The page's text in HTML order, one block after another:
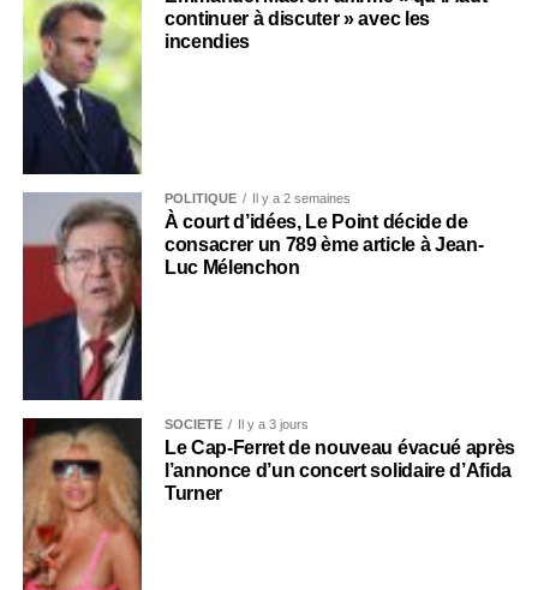
continuer à discuter » avec les
incendies
POLITIQUE Il y a 2 semaines
À court d’idées, Le Point décide de
consacrer un 789 ème article à Jean-
Luc Mélenchon
SOCIÉTÉ Il y a 3 jours
Le Cap-Ferret de nouveau évacué après
l’annonce d’un concert solidaire d’Afida
Turner